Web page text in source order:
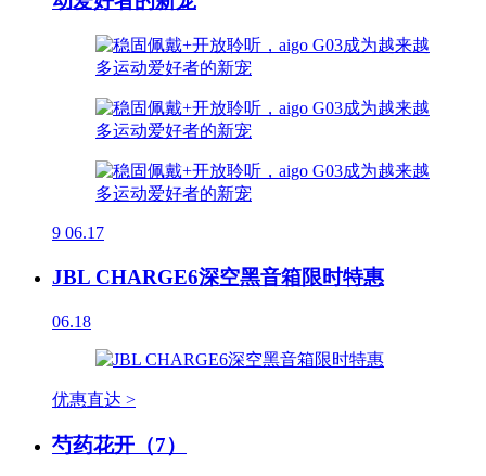
9 06.17
JBL CHARGE6深空黑音箱限时特惠
06.18
优惠直达 >
芍药花开（7）